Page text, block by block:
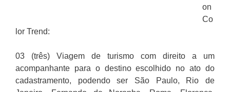
on
Co
lor Trend:
03 (três) Viagem de turismo com direito a um
acompanhante para o destino escolhido no ato do
cadastramento, podendo ser São Paulo, Rio de